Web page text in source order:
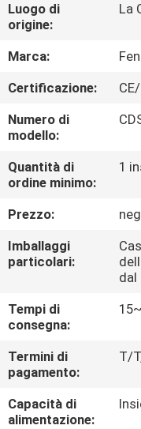
GIRO
DELLA
FABBRICA
CONTROLLO
DI
QUALITÀ
CONTATTICI
RICHIEDA
UNA
CITAZIONE
Luogo di
origine:
La
Marca:
Certificazione:
Numero di
modello:
Quantità di
ordine minimo:
1
Prezzo:
Imballaggi
particolari:
dal
Tempi di
consegna:
Termini di
pagamento:
T/
Capacità di
alimentazione: